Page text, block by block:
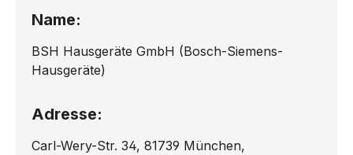
Name:
BSH Hausgeräte GmbH (Bosch-Siemens-
Hausgeräte)
Adresse:
Carl-Wery-Str. 34, 81739 München,